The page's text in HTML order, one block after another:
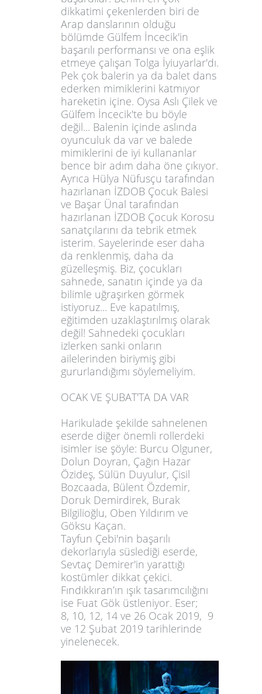
dikkatimi çekenlerden biri de
Arap danslarının olduğu
bölümde Gülfem İncecik'in
başarılı performansı ve ona eşlik
etmeye çalışan Tolga İyiuyarlar'dı.
Pek çok balerin ya da balet dans
ederken mimiklerini katmıyor
hareketin içine. Oysa Aslı Çilek ve
Gülfem İncecik'te bu böyle
değil... Balenin içinde aslında
oyunculuk da var ve balede
mimiklerini de iyi kullananlar
bence bir adım daha öne çıkıyor.
Ayrıca Hülya Nüfusçu tarafından
hazırlanan İZDOB Çocuk Balesi
ve Başar Ünal tarafından
hazırlanan İZDOB Çocuk Korosu
sanatçılarını da tebrik etmek
isterim. Sayelerinde eser daha
da renklenmiş, daha da
güzelleşmiş. Biz, çocukları
sahnede, sanatın içinde ya da
bilimle uğraşırken görmek
istiyoruz... Eve kapatılmış,
eğitimden uzaklaştırılmış olarak
değil! Sahnedeki çocukları
izlerken sanki onların
ailelerinden biriymiş gibi
gururlandığımı söylemeliyim.
OCAK VE ŞUBAT'TA DA VAR
Harikulade şekilde sahnelenen
eserde diğer önemli rollerdeki
isimler ise şöyle: Burcu Olguner,
Dolun Doyran, Çağın Hazar
Özideş, Sülün Duyulur, Çisil
Bozcaada, Bülent Özdemir,
Doruk Demirdirek, Burak
Bilgilioğlu, Oben Yıldırım ve
Göksu Kaçan.
Tayfun Çebi'nin başarılı
dekorlarıyla süslediği eserde,
Sevtaç Demirer'in yarattığı
kostümler dikkat çekici.
Fındıkkıran’ın ışık tasarımcılığını
ise Fuat Gök üstleniyor. Eser;
8, 10, 12, 14 ve 26 Ocak 2019, 9
ve 12 Şubat 2019 tarihlerinde
yinelenecek.